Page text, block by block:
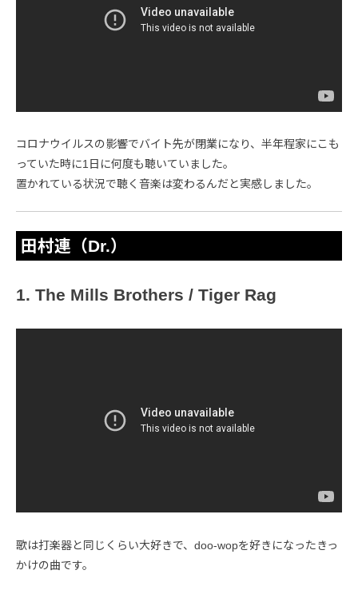
コロナウイルスの影響でバイト先が閉業になり、半年程家にこも
っていた時に1日に何度も聴いていました。
置かれている状況で聴く音楽は変わるんだと実感しました。
田村連（Dr.）
1. The Mills Brothers / Tiger Rag
歌は打楽器と同じくらい大好きで、doo-wopを好きになったきっ
かけの曲です。